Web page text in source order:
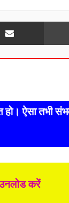
Share via Email
हो। ऐसा तभी
करें